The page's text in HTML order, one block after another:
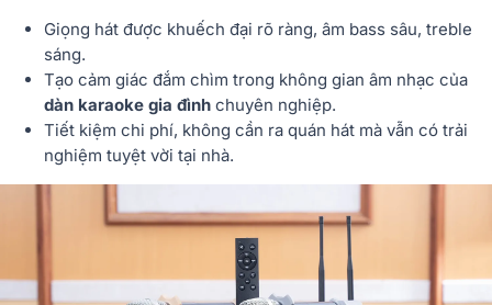
Giọng hát được khuếch đại rõ ràng, âm bass sâu, treble
sáng.
Tạo cảm giác đắm chìm trong không gian âm nhạc của
dàn karaoke gia đình chuyên nghiệp.
Tiết kiệm chi phí, không cần ra quán hát mà vẫn có trải
nghiệm tuyệt vời tại nhà.